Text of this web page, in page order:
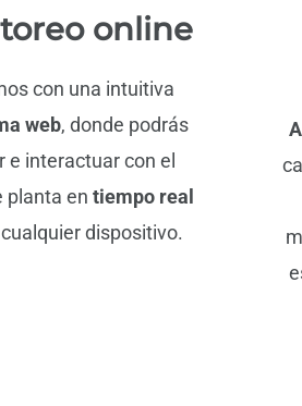
online
con una intuitiva
web, donde podrás
e interactuar con el
planta en tiempo real
dispositivo.